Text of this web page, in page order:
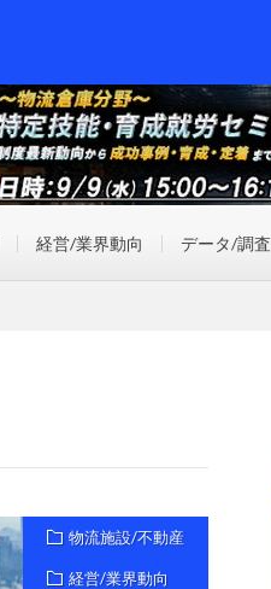
経営/業界動向 データ/調査
物流施設/不動産
経営/業界動向